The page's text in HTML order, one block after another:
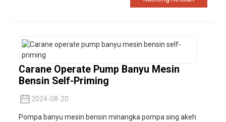
Carane Operate Pump Banyu Mesin
Bensin Self-Priming
2024-08-20
Pompa banyu mesin bensin minangka pompa sing akeh